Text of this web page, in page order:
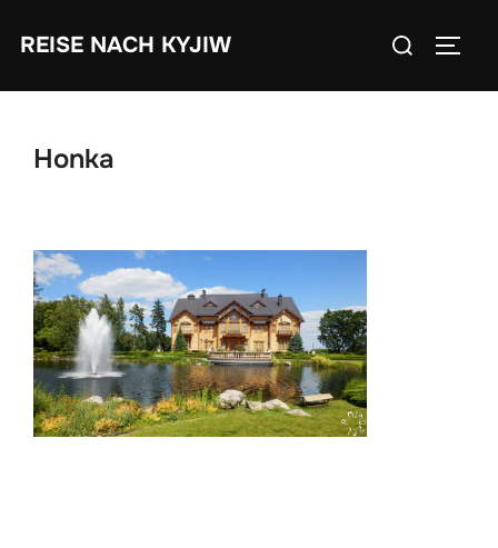
InhaltREISE NACH KYJIW
Suchen
Honka